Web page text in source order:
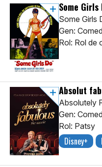
Some Girls
Some Girls
Gen:
Rol: Rol de
Absolut
Absolutely
Gen:
Rol: Patsy
Disney+